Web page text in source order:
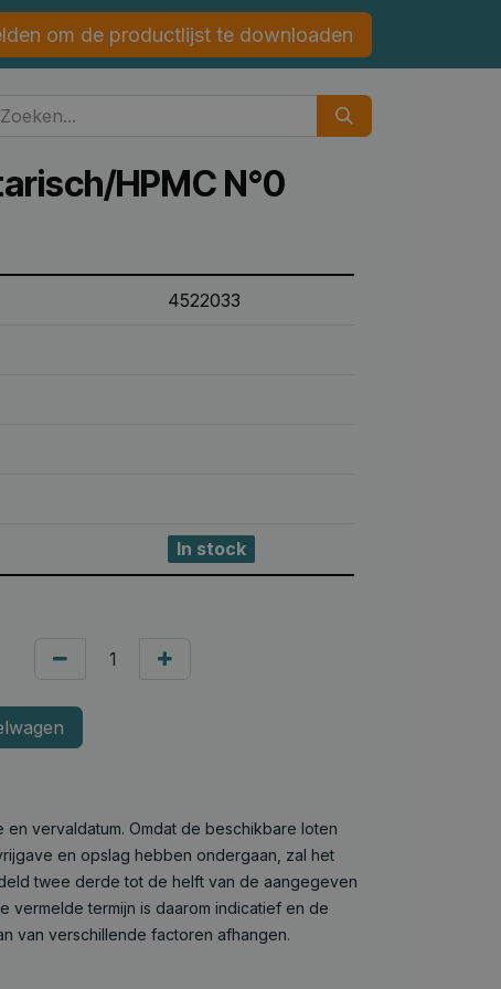
om de productlijst te downloaden
HPMC N°0
4522033
In stock
vervaldatum. Omdat de beschikbare loten
en opslag hebben ondergaan, zal het
twee derde tot de helft van de aangegeven
vermelde termijn is daarom indicatief en de
van verschillende factoren afhangen.